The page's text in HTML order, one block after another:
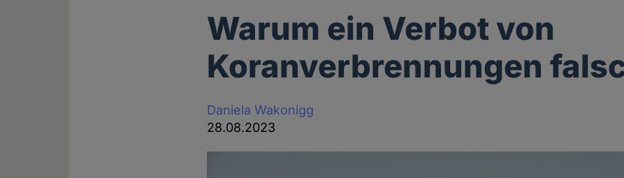
Warum ein Verbot von
Koranverbrennungen
Daniela Wakonigg
28.08.2023